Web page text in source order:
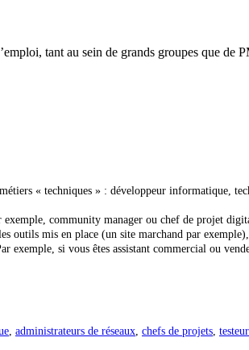
tant au sein de grands groupes que
« techniques » : développeur informatique,
exemple, community manager ou chef de projet
outils mis en place (un site marchand par
exemple, si vous êtes assistant commercial ou
, administrateurs de réseaux, chefs de projets,